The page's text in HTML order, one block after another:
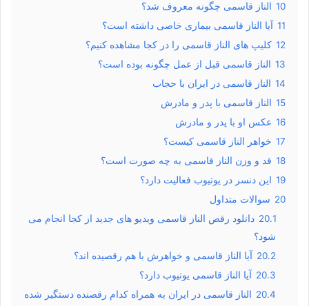
10 الناز قاسمی چگونه معروف شد؟
11 آیا الناز قاسمی بیماری خاصی داشته است؟
12 کلیپ های الناز قاسمی را در کجا مشاهده کنیم؟
13 الناز قاسمی قبل از عمل چگونه بوده است؟
14 الناز قاسمی در ایران با حجاب
15 الناز قاسمی با پدر و مادرش
16 عکس او با پدر و مادرش
17 خواهر الناز قاسمی کیست؟
18 قد و وزن الناز قاسمی به چه صورت است؟
19 این دنسر در یوتیوب فعالیت دارد؟
20 سوالات متداول
20.1 دانلود رقص الناز قاسمی ویدیو های جدید از کجا انجام می
شود؟
20.2 آیا الناز قاسمی و خواهرش با هم رقصیده اند؟
20.3 آیا الناز قاسمی یوتیوب دارد؟
20.4 الناز قاسمی در ایران به همراه کدام رقصنده دستگیر شده